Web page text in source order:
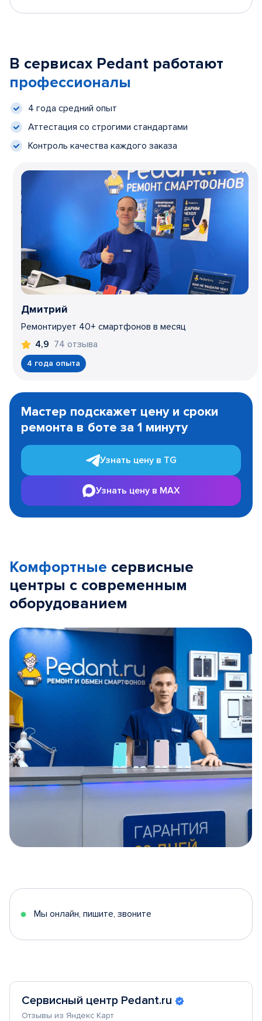
В сервисах Pedant работают
профессионалы
4 года средний опыт
Аттестация со строгими стандартами
Контроль качества каждого заказа
Дмитрий
Ремонтирует 40+ смартфонов в месяц
4,9 74 отзыва
4 года опыта
1
Мастер подскажет цену и сроки
ремонта в боте за 1 минуту
Узнать цену в TG
Узнать цену в MAX
Комфортные сервисные
центры с современным
оборудованием
5
Мы онлайн, пишите, звоните
Сервисный центр Pedant.ru
Отзывы из Яндекс Карт